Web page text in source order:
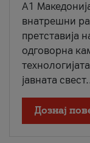
A1
внатрешни
претставија
одговорна
јавната
Дознај